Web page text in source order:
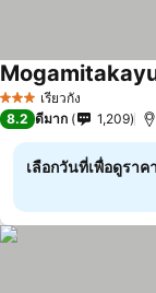
3 ดาว เรียวกัง
8.2 ดีมาก 1,209
เลือกวันที่เพื่อดูรา